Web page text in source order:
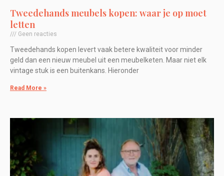
Tweedehands meubels kopen: waar je op moet
letten
Geen reacties
Tweedehands kopen levert vaak betere kwaliteit voor minder
geld dan een nieuw meubel uit een meubelketen. Maar niet elk
vintage stuk is een buitenkans. Hieronder
Read More »